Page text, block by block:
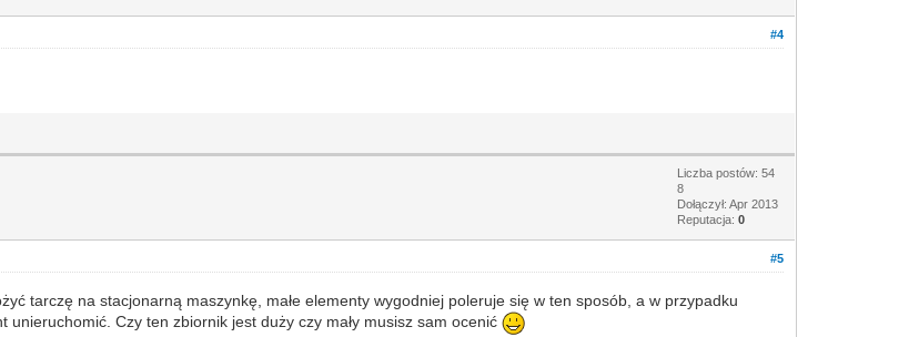
#4
Liczba postów: 54
8
Dołączył: Apr 2013
Reputacja:0
#5
tarczę na stacjonarną maszynkę, małe elementy wygodniej poleruje się w ten sposób, a w przypadku
Czy ten zbiornik jest duży czy mały musisz sam ocenić